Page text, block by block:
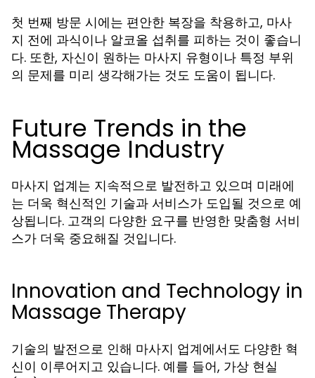
첫 번째 방문 시에는 편안한 복장을 착용하고, 마사
지 전에 과식이나 알코올 섭취를 피하는 것이 좋습니
다. 또한, 자신이 원하는 마사지 유형이나 특정 부위
의 문제를 미리 생각해가는 것도 도움이 됩니다.
Future Trends in the
Massage Industry
마사지 업계는 지속적으로 발전하고 있으며 미래에
는 더욱 혁신적인 기술과 서비스가 도입될 것으로 예
상됩니다. 고객의 다양한 요구를 반영한 맞춤형 서비
스가 더욱 중요해질 것입니다.
Innovation and Technology in
Massage Therapy
기술의 발전으로 인해 마사지 업계에서도 다양한 혁
신이 이루어지고 있습니다. 예를 들어, 가상 현실